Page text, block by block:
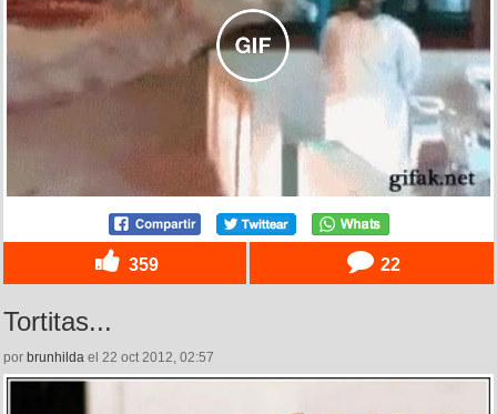
359 22
Tortitas...
por brunhilda el 22 oct 2012, 02:57